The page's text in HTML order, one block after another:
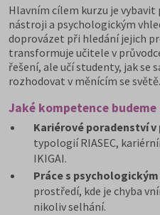
Hlavním cílem kurzu je
nástroji a psychologickým
doprovázet při hledání jejich
transformuje učitele v
řešení, ale učí studenty, jak se
rozhodovat v měnícím se světě.
Jaké kompetence
Kariérové poradenství v
typologií RIASEC,
IKIGAI.
Práce s
prostředí, kde je chyba
nikoliv selhání.